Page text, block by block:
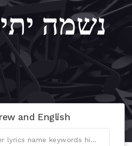
– נשמה
and English